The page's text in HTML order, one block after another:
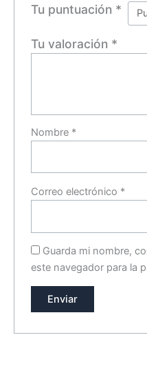
Tu puntuación *
Tu valoración *
Nombre *
Correo electrónico *
Guarda mi nombre,
este navegador para la